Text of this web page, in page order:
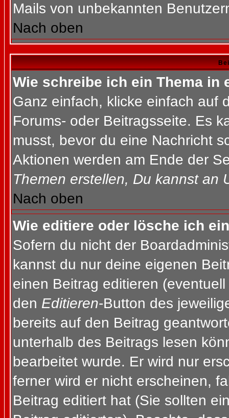
Mails von unbekannten
Nach oben
Wie schreibe ich ein Thema in
Ganz einfach, klicke einfach auf
Forums- oder Beitragsseite. Es
musst, bevor du eine Nachricht
Aktionen werden am Ende der
Themen erstellen, Du kannst an
Nach oben
Wie editiere oder lösche ich
Sofern du nicht der
kannst du nur deine eigenen
einen Beitrag editieren
den Editieren-Button des
bereits auf den Beitrag
unterhalb des Beitrags lesen
bearbeitet wurde. Er wird nur
ferner wird er nicht erscheinen,
Beitrag editiert hat (Sie sollten